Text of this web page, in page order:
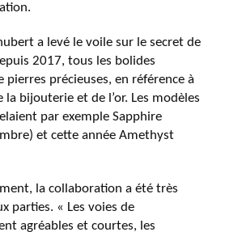
a levé le voile sur le secret de
2017, tous les bolides
précieuses, en référence à
la bijouterie et de l’or. Les modèles
par exemple Sapphire
et cette année Amethyst
la collaboration a été très
parties. « Les voies de
agréables et courtes, les